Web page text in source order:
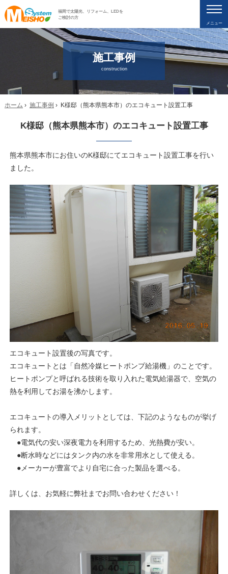
福岡で太陽光、リフォーム、LEDを
ご検討の方
メニュー
施工事例
construction
ホーム › 施工事例 › K様邸（熊本県熊本市）のエコキュート設置工事
K様邸（熊本県熊本市）のエコキュート設置工事
熊本県熊本市にお住いのK様邸にてエコキュート設置工事を行い
ました。
エコキュート設置後の写真です。
エコキュートとは「自然冷媒ヒートポンプ給湯機」のことです。
ヒートポンプと呼ばれる技術を取り入れた電気給湯器で、空気の
熱を利用してお湯を沸かします。
エコキュートの導入メリットとしては、下記のようなものが挙げ
られます。
●電気代の安い深夜電力を利用するため、光熱費が安い。
●断水時などにはタンク内の水を非常用水として使える。
●メーカーが豊富でより自宅に合った製品を選べる。
詳しくは、お気軽に弊社までお問い合わせください！